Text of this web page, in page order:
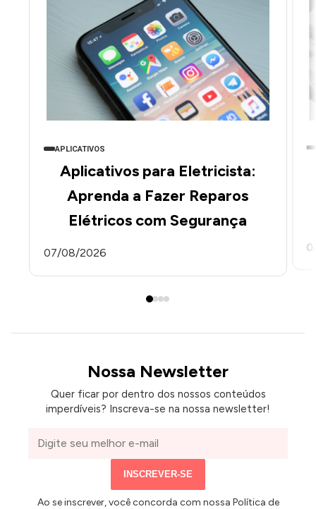
APLICATIVOS
Aplicativos para Eletricista:
Aprenda a Fazer Reparos
Elétricos com Segurança
07/08/2026
Nossa Newsletter
Quer ficar por dentro dos nossos conteúdos
imperdíveis? Inscreva-se na nossa newsletter!
Seu
mail
INSCREVER-SE
Ao se inscrever, você concorda com nossa Política de